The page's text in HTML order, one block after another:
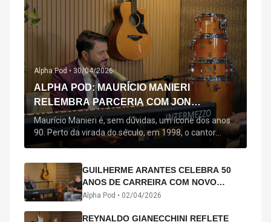
Alpha Pod • 30/04/2026
ALPHA POD: MAURÍCIO MANIERI
RELEMBRA PARCERIA COM JON
SECADA, ORIGEM DE "BEM QUERER" E
MAIS
Maurício Manieri é, sem dúvidas, um ícone dos anos
90. Perto da virada do século, em 1998, o cantor
estreou oficialmente com o seu primeiro disco, "A
acompanham até hoje, quase trinta anos mais tarde:
"Bem Querer" e "Minha Menina". Em 2026, o astro
segue com o […]
GUILHERME ARANTES CELEBRA 50
ANOS DE CARREIRA COM NOVO
ÁLBUM INTERDIMENSIONAL E TURNÊ
Alpha Pod • 02/04/2026
REYNALDO GIANECCHINI REFLETE